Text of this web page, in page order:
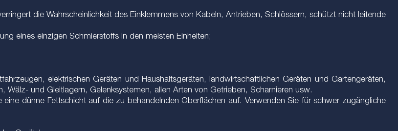
die Wahrscheinlichkeit des Einklemmens von Kabeln, Antrieben, Schlössern, schützt nicht leitende
eines einzigen Schmierstoffs in den meisten Einheiten;
elektrischen Geräten und Haushaltsgeräten, landwirtschaftlichen Geräten und Gartengeräten,
und Gleitlagern, Gelenksystemen, allen Arten von Getrieben, Scharnieren usw.
dünne Fettschicht auf die zu behandelnden Oberflächen auf. Verwenden Sie für schwer zugängliche